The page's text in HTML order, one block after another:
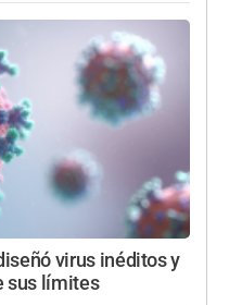
virus inéditos y
sus límites